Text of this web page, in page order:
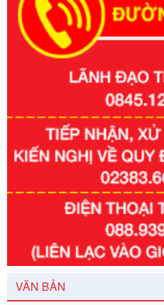
VĂN BẢN
Số kí hiệu: 351/2025/NĐ-CP
Tên: Nghị định số 351/2025/
định chuẩn nghèo đa chiều
Ngày ban hành: 29/12/2026